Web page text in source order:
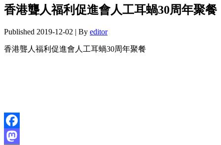
香港聾人福利促進會人工耳蝸30周年聚餐
Published 2019-12-02 | By editor
香港聾人福利促進會人工耳蝸30周年聚餐
Facebook